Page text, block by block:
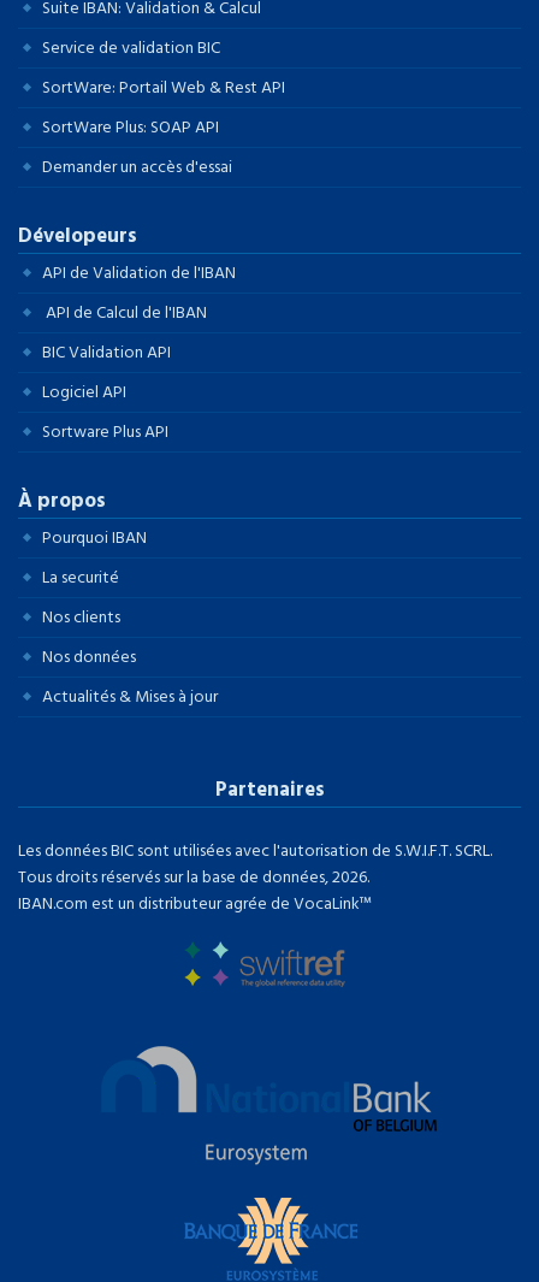
Suite IBAN: Validation & Calcul
Service de validation BIC
SortWare: Portail Web & Rest API
SortWare Plus: SOAP API
Demander un accès d'essai
Dévelopeurs
API de Validation de l'IBAN
API de Calcul de l'IBAN
BIC Validation API
Logiciel API
Sortware Plus API
À propos
Pourquoi IBAN
La securité
Nos clients
Nos données
Actualités & Mises à jour
Partenaires
Les données BIC sont utilisées avec l'autorisation de S.W.I.F.T. SCRL.
Tous droits réservés sur la base de données, 2026.
IBAN.com est un distributeur agrée de VocaLink™